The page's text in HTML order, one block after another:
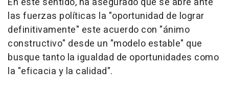
las fuerzas políticas la "oportunidad de lograr
definitivamente" este acuerdo con "ánimo
constructivo" desde un "modelo estable" que
busque tanto la igualdad de oportunidades como
la "eficacia y la calidad".